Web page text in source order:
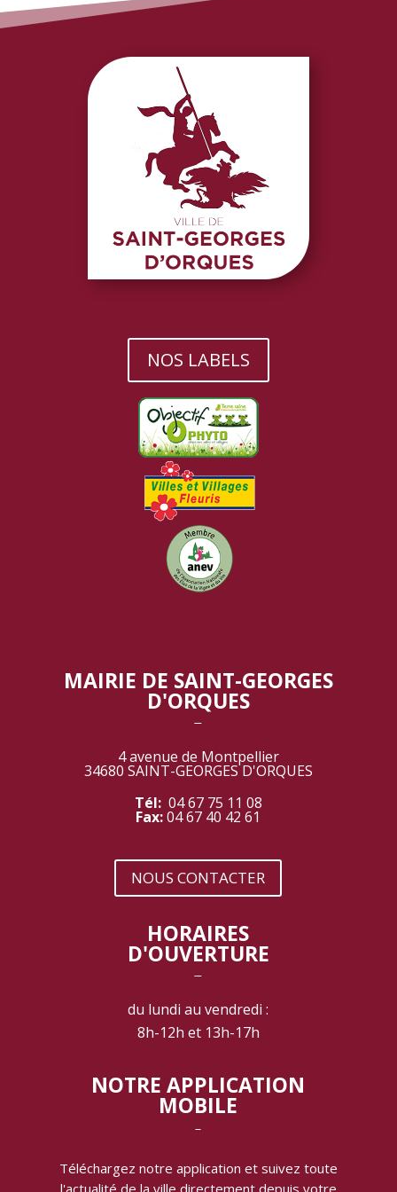
NOS LABELS
MAIRIE DE SAINT-GEORGES
D'ORQUES
‾
4 avenue de Montpellier
34680 SAINT-GEORGES D'ORQUES
Tél: 04 67 75 11 08
Fax:04 67 40 42 61
NOUS CONTACTER
HORAIRES
D'OUVERTURE
‾
du lundi au vendredi :
8h-12h et 13h-17h
NOTRE APPLICATION
MOBILE
‾
Téléchargez notre application et suivez toute